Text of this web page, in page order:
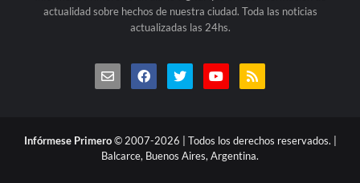
actualidad sobre hechos de nuestra ciudad. Toda las noticias
actualizadas las 24hs.
Infórmese Primero© 2007-2026 | Todos los derechos reservados. |
Balcarce, Buenos Aires, Argentina.